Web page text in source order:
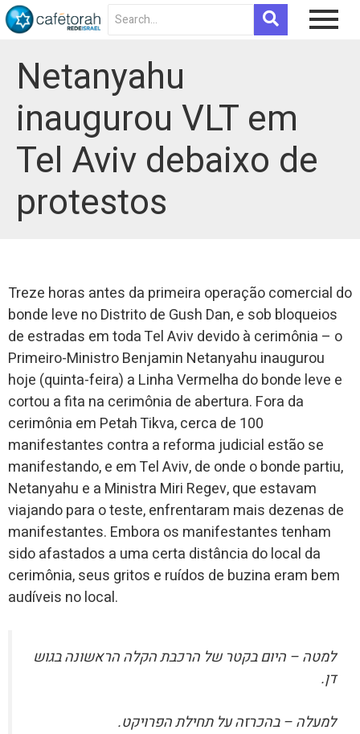
Netanyahu
inaugurou VLT em
Tel Aviv debaixo de
protestos
Treze horas antes da primeira operação comercial do
bonde leve no Distrito de Gush Dan, e sob bloqueios
de estradas em toda Tel Aviv devido à cerimônia – o
Primeiro-Ministro Benjamin Netanyahu inaugurou
hoje (quinta-feira) a Linha Vermelha do bonde leve e
cortou a fita na cerimônia de abertura. Fora da
cerimônia em Petah Tikva, cerca de 100
manifestantes contra a reforma judicial estão se
manifestando, e em Tel Aviv, de onde o bonde partiu,
Netanyahu e a Ministra Miri Regev, que estavam
viajando para o teste, enfrentaram mais dezenas de
manifestantes. Embora os manifestantes tenham
sido afastados a uma certa distância do local da
cerimônia, seus gritos e ruídos de buzina eram bem
audíveis no local.
למטה – היום בקטר של הרכבת הקלה הראשונה בגוש
דן.
למעלה – בהכרזה על תחילת הפרויקט.